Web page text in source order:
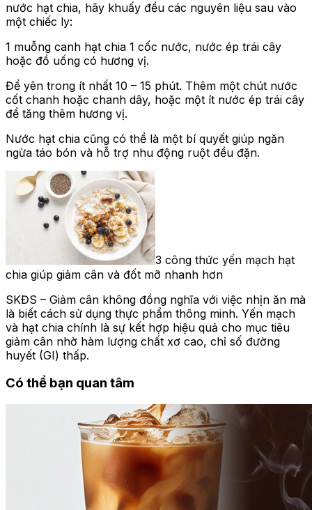
nước hạt chia, hãy khuấy đều các nguyên liệu sau vào
một chiếc ly:
1 muỗng canh hạt chia 1 cốc nước, nước ép trái cây
hoặc đồ uống có hương vị.
Để yên trong ít nhất 10 – 15 phút. Thêm một chút nước
cốt chanh hoặc chanh dây, hoặc một ít nước ép trái cây
để tăng thêm hương vị.
Nước hạt chia cũng có thể là một bí quyết giúp ngăn
ngừa táo bón và hỗ trợ nhu động ruột đều đặn.
3 công thức yến mạch hạt
chia giúp giảm cân và đốt mỡ nhanh hơn
SKĐS – Giảm cân không đồng nghĩa với việc nhịn ăn mà
là biết cách sử dụng thực phẩm thông minh. Yến mạch
và hạt chia chính là sự kết hợp hiệu quả cho mục tiêu
giảm cân nhờ hàm lượng chất xơ cao, chỉ số đường
huyết (GI) thấp.
Có thể bạn quan tâm